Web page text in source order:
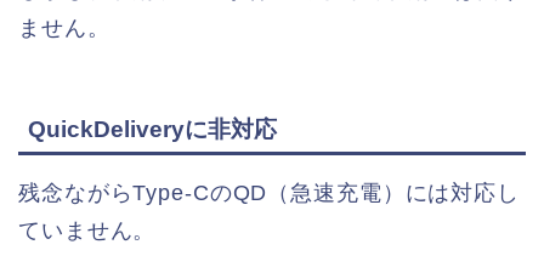
ません。
QuickDeliveryに非対応
残念ながらType-CのQD（急速充電）には対応し
ていません。